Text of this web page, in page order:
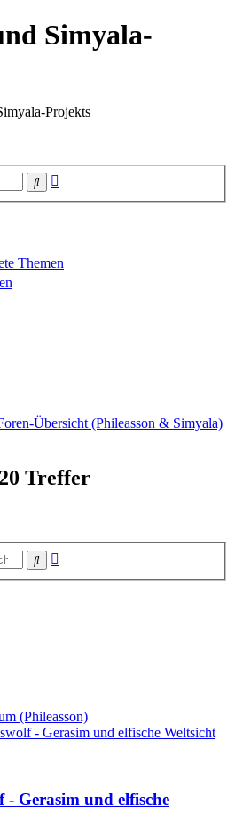
Simyala-
Projekts
Suche
Themen
Übersicht (Phileasson & Simyala)
Treffer
Suche
(Phileasson)
- Gerasim und elfische Weltsicht
Gerasim und elfische